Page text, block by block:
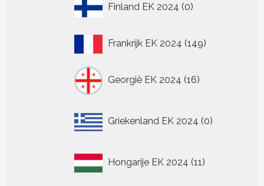
Finland EK 2024 0
producten
Frankrijk EK 2024 149149
Georgië EK 2024 16
producten
Griekenland EK 2024 0
producten
Hongarije EK 2024 11
producten